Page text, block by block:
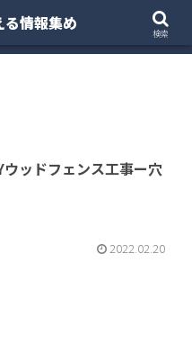
注文住宅
ウッドフェンス工事ー穴
2022.02.20
る情報集め
検索